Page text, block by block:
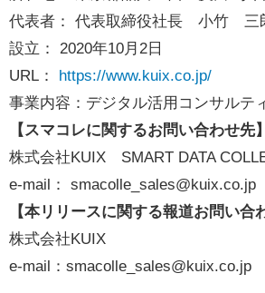
代表者： 代表取締役社長 小竹 三
設立： 2020年10月2日
URL： https://www.kuix.co.jp/
事業内容：デジタル活用コンサルテ
【スマコレに関するお問い合わせ先】
株式会社KUIX SMART DATA
e-mail： smacolle_sales@kuix.co.jp
【本リリースに関する報道お問い合
株式会社KUIX
e-mail： smacolle_sales@kuix.co.jp